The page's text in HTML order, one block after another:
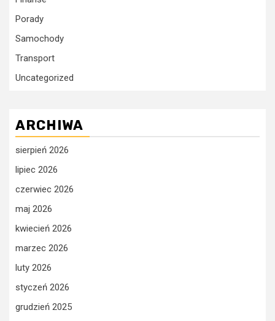
Porady
Samochody
Transport
Uncategorized
ARCHIWA
sierpień 2026
lipiec 2026
czerwiec 2026
maj 2026
kwiecień 2026
marzec 2026
luty 2026
styczeń 2026
grudzień 2025